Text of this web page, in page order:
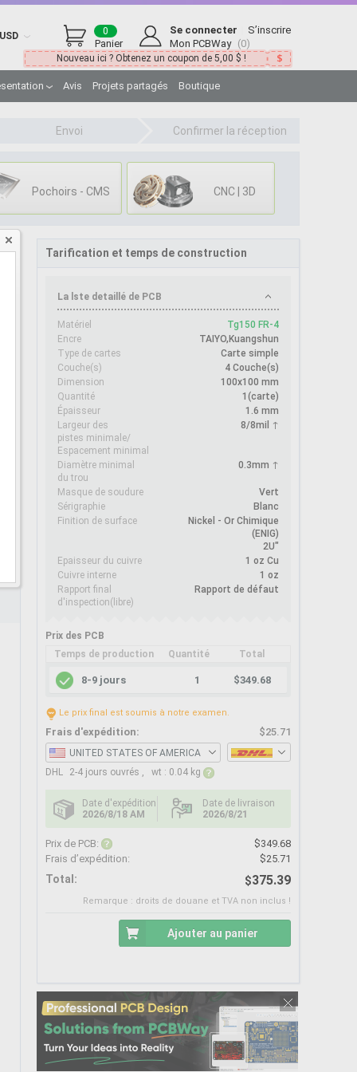
USD
Panier
0 Se connecter
S’inscrire
Mon PCBWay (0)
Nouveau ici ? Obtenez un coupon de 5,00 $ !
Avis Projets partagés Boutique
Envoi Confirmer la réception
Pochoirs - CMS CNC | 3D
Tarification et temps de construction
La lste detaillé de PCB
Matériel
Tg150 FR-4
Encre
TAIYO,Kuangshun
Type de cartes
Carte simple
Couche(s)
4 Couche(s)
Dimension
100x100 mm
Quantité
1 (carte)
Épaisseur
1.6 mm
Largeur des
pistes minimale/
Espacement minimal
8/8mil ↑
Diamètre minimal
du trou
0.3mm ↑
Masque de soudure
Vert
Sérigraphie
Blanc
Finition de surface
Nickel - Or Chimique
(ENIG)
2U"
Epaisseur du cuivre
1 oz Cu
Cuivre interne
1 oz
Rapport final
d'inspection(libre)
Rapport de défaut
Prix des PCB
Temps de production
Quantité Total
8-9 jours 1 $349.68
Le prix final est soumis à notre examen.
Frais d'expédition: $25.71
UNITED STATES OF AMERICA
DHL
2-4 jours ouvrés , wt : 0.04 kg
Date d'expédition
2026/8/18 AM
Date de livraison
2026/8/21
Prix de PCB: $349.68
Frais d’expédition:
$25.71
Total: $375.39
Remarque : droits de douane et TVA non inclus !
Ajouter au panier